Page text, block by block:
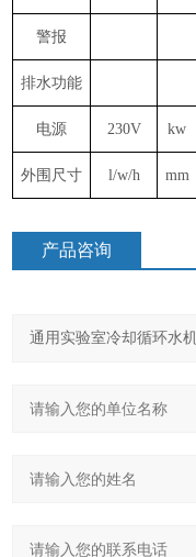
警报
排水功能
电源 230V kw
外围尺寸 l/w/h mm
产品咨询